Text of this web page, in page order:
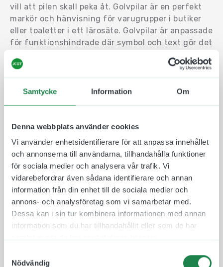
Samtycke Information Om
Denna webbplats använder cookies
Vi använder enhetsidentifierare för att anpassa innehållet
och annonserna till användarna, tillhandahålla funktioner
för sociala medier och analysera vår trafik. Vi
vidarebefordrar även sådana identifierare och annan
information från din enhet till de sociala medier och
annons- och analysföretag som vi samarbetar med.
Dessa kan i sin tur kombinera informationen med annan
information som du har tillhandahållit eller som de har
Nödvändig
vill att pilen skall peka åt. Golvpilar är en perfekt
markör och hänvisning för varugrupper i butiker
eller toaletter i ett lärosäte. Golvpilar är anpassade
för funktionshindrade där symbol och text gör det
sig i butiken / lokalen. Användandet av symboler
gör produkten internationellt gångbar. Slitstarka
och lätta att se gör att golvpilar är ett naturligt
Här kan ni designa er egna unika golvpil. Ladda
gärna upp en egen bild eller logga och så
återkommer vi med ett designförslag och en
offert. Har ni några frågpr så är ni välkomna att
höra av er till oss, vi hjälper er gärna.
Golvpilen tillverkas och skickas från oss i
Göteborg. Den tillverkas i en slitstark golvvinyl och
förses sedan med ett skyddande laminat ovanpå